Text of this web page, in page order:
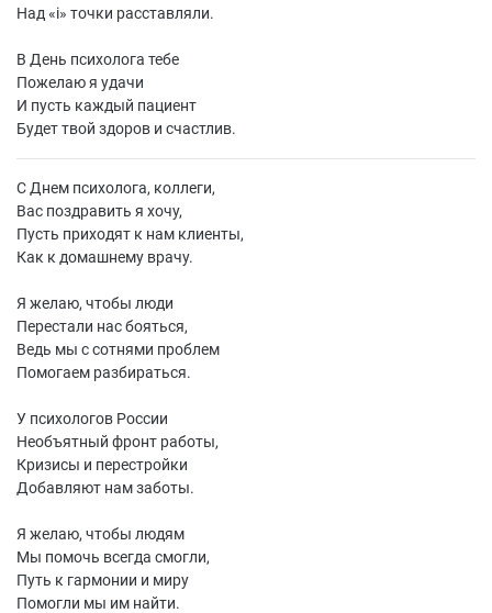
Над «і» точки расставляли.
В День психолога тебе
Пожелаю я удачи
И пусть каждый пациент
Будет твой здоров и счастлив.
С Днем психолога, коллеги,
Вас поздравить я хочу,
Пусть приходят к нам клиенты,
Как к домашнему врачу.
Я желаю, чтобы люди
Перестали нас бояться,
Ведь мы с сотнями проблем
Помогаем разбираться.
У психологов России
Необъятный фронт работы,
Кризисы и перестройки
Добавляют нам заботы.
Я желаю, чтобы людям
Мы помочь всегда смогли,
Путь к гармонии и миру
Помогли мы им найти.